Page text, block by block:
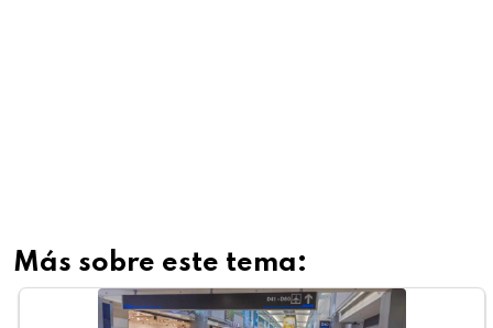
Más sobre este tema: